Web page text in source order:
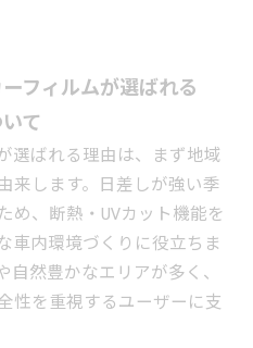
フィルムが選ばれる
て
選ばれる理由は、まず地域
来します。日差しが強い季
め、断熱・UVカット機能を
車内環境づくりに役立ちま
然豊かなエリアが多く、
性を重視するユーザーに支